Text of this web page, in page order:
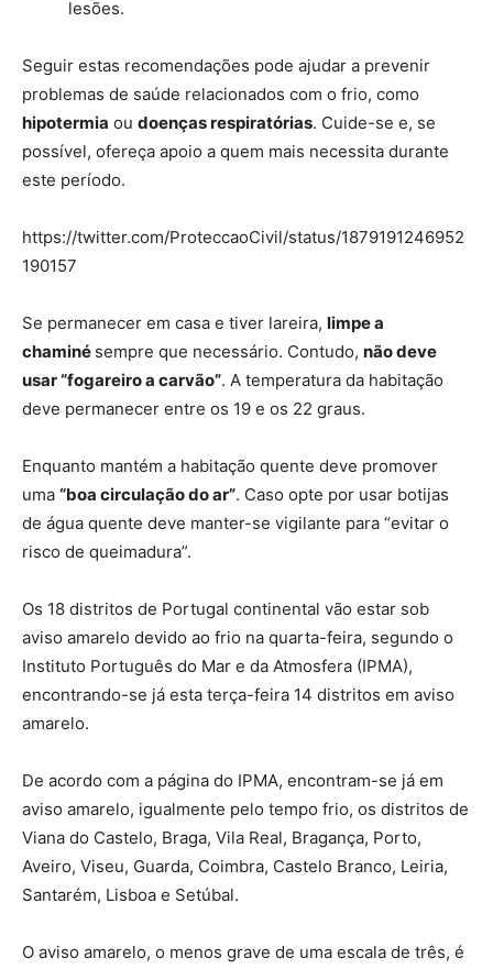
lesões.
Seguir estas recomendações pode ajudar a prevenir
problemas de saúde relacionados com o frio, como
hipotermia ou doenças respiratórias. Cuide-se e, se
possível, ofereça apoio a quem mais necessita durante
este período.
https://twitter.com/ProteccaoCivil/status/1879191246952
190157
Se permanecer em casa e tiver lareira, limpe a
chaminé sempre que necessário. Contudo, não deve
usar “fogareiro a carvão”. A temperatura da habitação
deve permanecer entre os 19 e os 22 graus.
Enquanto mantém a habitação quente deve promover
uma “boa circulação do ar”. Caso opte por usar botijas
de água quente deve manter-se vigilante para “evitar o
risco de queimadura”.
Os 18 distritos de Portugal continental vão estar sob
aviso amarelo devido ao frio na quarta-feira, segundo o
Instituto Português do Mar e da Atmosfera (IPMA),
encontrando-se já esta terça-feira 14 distritos em aviso
amarelo.
De acordo com a página do IPMA, encontram-se já em
aviso amarelo, igualmente pelo tempo frio, os distritos de
Viana do Castelo, Braga, Vila Real, Bragança, Porto,
Aveiro, Viseu, Guarda, Coimbra, Castelo Branco, Leiria,
Santarém, Lisboa e Setúbal.
O aviso amarelo, o menos grave de uma escala de três, é